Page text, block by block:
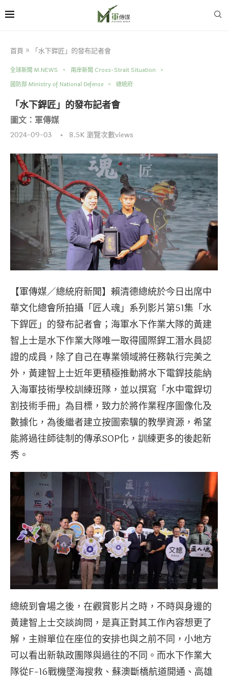
首頁 » 「水下銲匠」的發布記者會
全球新聞 M.NEWS
兩岸新聞 Cross-Strait Situation
國防部 Ministry of National Defense
總統府
「水下銲匠」的發布記者會
圖文：軍傳媒
2024-09-03 8.5K瀏覽次數views
【軍傳媒／總統府新聞】賴清德總統於今日出席中
華文化總會所拍攝「匠人魂」系列影片第51集「水
下銲匠」的發布記者會；海軍水下作業大隊的黃建
智上士是水下作業大隊唯一取得國際銲工潛水員認
證的成員，除了自己在專業領域將任務執行完美之
外，黃建智上士近年更積極推動將水下電銲技能納
入海軍技術學校訓練班隊，並以撰寫「水中電銲切
割技術手冊」為目標，致力於將作業程序圖像化及
數據化，為後繼者建立按圖索驥的教學資源，希望
能將過往師徒制的傳承SOP化，訓練更多的後起新
秀。
​總統到會場之後，在觀賞影片之時，不時與身邊的
黃建智上士交談詢問，是真正對其工作內容想更了
解，主辦單位在座位的安排也與之前不同，小地方
可以看出新執政團隊與過往的不同。而水下作業大
隊從F-16戰機墜海搜救、蘇澳斷橋航道開通、高雄